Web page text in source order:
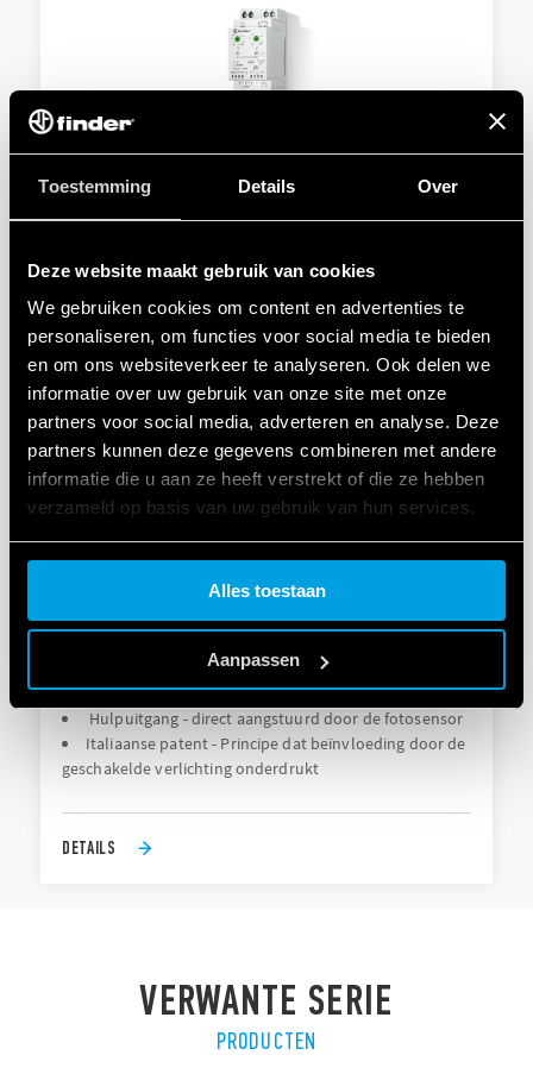
Toestemming Details Over
Deze website maakt gebruik van cookies
We gebruiken cookies om content en advertenties te
personaliseren, om functies voor social media te bieden
en om ons websiteverkeer te analyseren. Ook delen we
informatie over uw gebruik van onze site met onze
partners voor social media, adverteren en analyse. Deze
partners kunnen deze gegevens combineren met andere
informatie die u aan ze heeft verstrekt of die ze hebben
verzameld op basis van uw gebruik van hun services.
Cookie policy.
Alles toestaan
Aanpassen
TYPE 11.42 - SCHEMERINGSSCHAKELAARS
contacts
Double insulation between power supply and
photosensor
DETAILS
TYPE 11.91 - SCHEMERINGSSCHAKELAAR
Hulpuitgang - direct aangstuurd door de fotosensor
Italiaanse patent - Principe dat beïnvloeding door de
geschakelde verlichting onderdrukt
DETAILS
VERWANTE SERIE
PRODUCTEN